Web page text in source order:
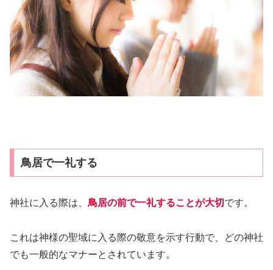
鳥居で一礼する
神社に入る際は、 鳥居の前で一礼することが大切です。
これは神様の聖域に入る際の敬意を示す行動で、どの神社
でも一般的なマナーとされています。